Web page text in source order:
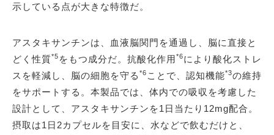
示している点が大きな特徴だ。
アスタキサンチンは、血液脳関門を通過し、脳に直接と
どく性質*5 をもつ成分だ。抗酸化作用*6により酸化ストレ
スを軽減し、脳の細胞を守る *6 ことで、認知機能*3の維持
をサポートする。本製品では、体内での吸収を考慮した
設計として、アスタキサンチンを1日当たり12mg配合。
摂取は1日2カプセルを目安に、水などで飲むだけと、